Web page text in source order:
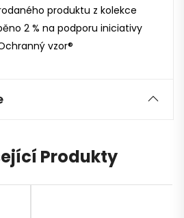
produktu z kolekce
2 % na podporu iniciativy
vzor®
Produkty